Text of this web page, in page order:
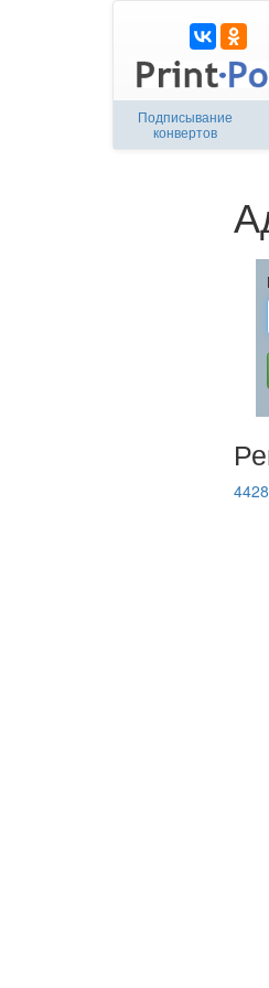
Подписывание
конвертов